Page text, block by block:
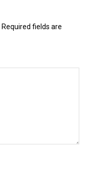
Required fields are